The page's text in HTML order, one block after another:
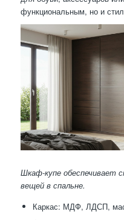
функциональным, но и
Шкаф-купе обеспечивает
вещей в спальне.
Каркас: МДФ, ЛДСП,